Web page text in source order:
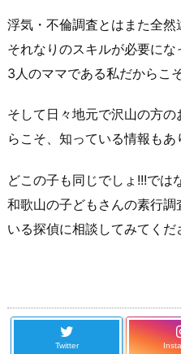
浮気・不倫調査とはまた全
それなりのスキルが必要にな
3人のママである私だからこ
そして日々地元で沢山の方
らこそ、知っている情報もあ
どこの子も同じでしょ!!!では
和歌山の子どもさんの素行調
いる探偵に相談 してみてくだ
Twitter